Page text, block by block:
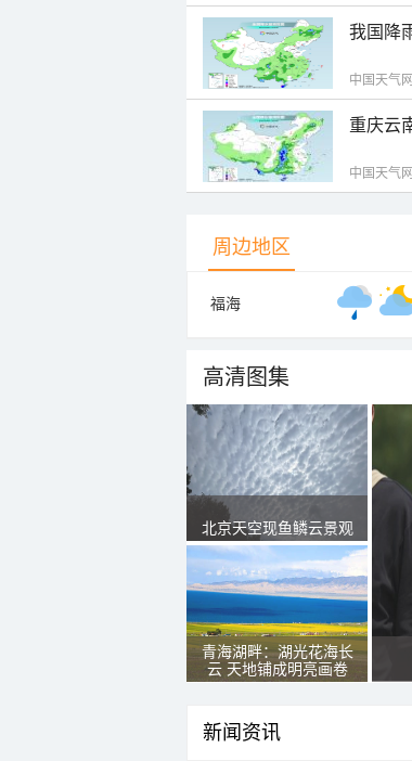
我国降
中国天气
重庆云
中国天气
周边地区
福海
高清图集
北京天空现鱼鳞云景观
青海湖畔：湖光花海长
云 天地铺成明亮画卷
新闻资讯